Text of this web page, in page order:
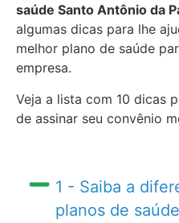
saúde Santo Antônio da
algumas dicas para lhe
melhor plano de saúde
empresa.
Veja a lista com 10 dicas
de assinar seu convênio
1 - Saiba a
planos de